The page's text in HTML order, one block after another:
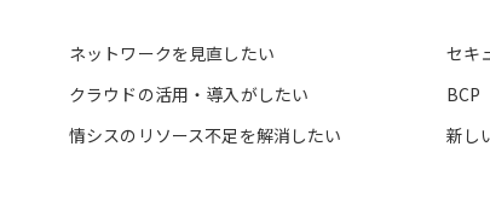
ネットワークを見直したい セキ
クラウドの活用・導入がしたい
BCP
情シスのリソース不足を解消したい
新し